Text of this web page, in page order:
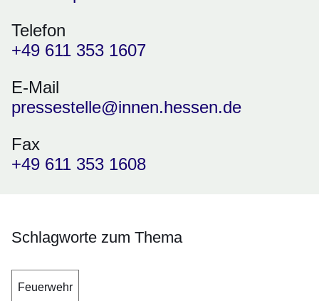
Telefon
+49 611 353 1607
E-Mail
pressestelle@innen.hessen.de
Fax
+49 611 353 1608
Schlagworte zum Thema
Feuerwehr